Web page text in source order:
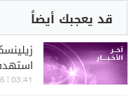
قد يعجبك أيضاً
03:41 | 2026-08-06